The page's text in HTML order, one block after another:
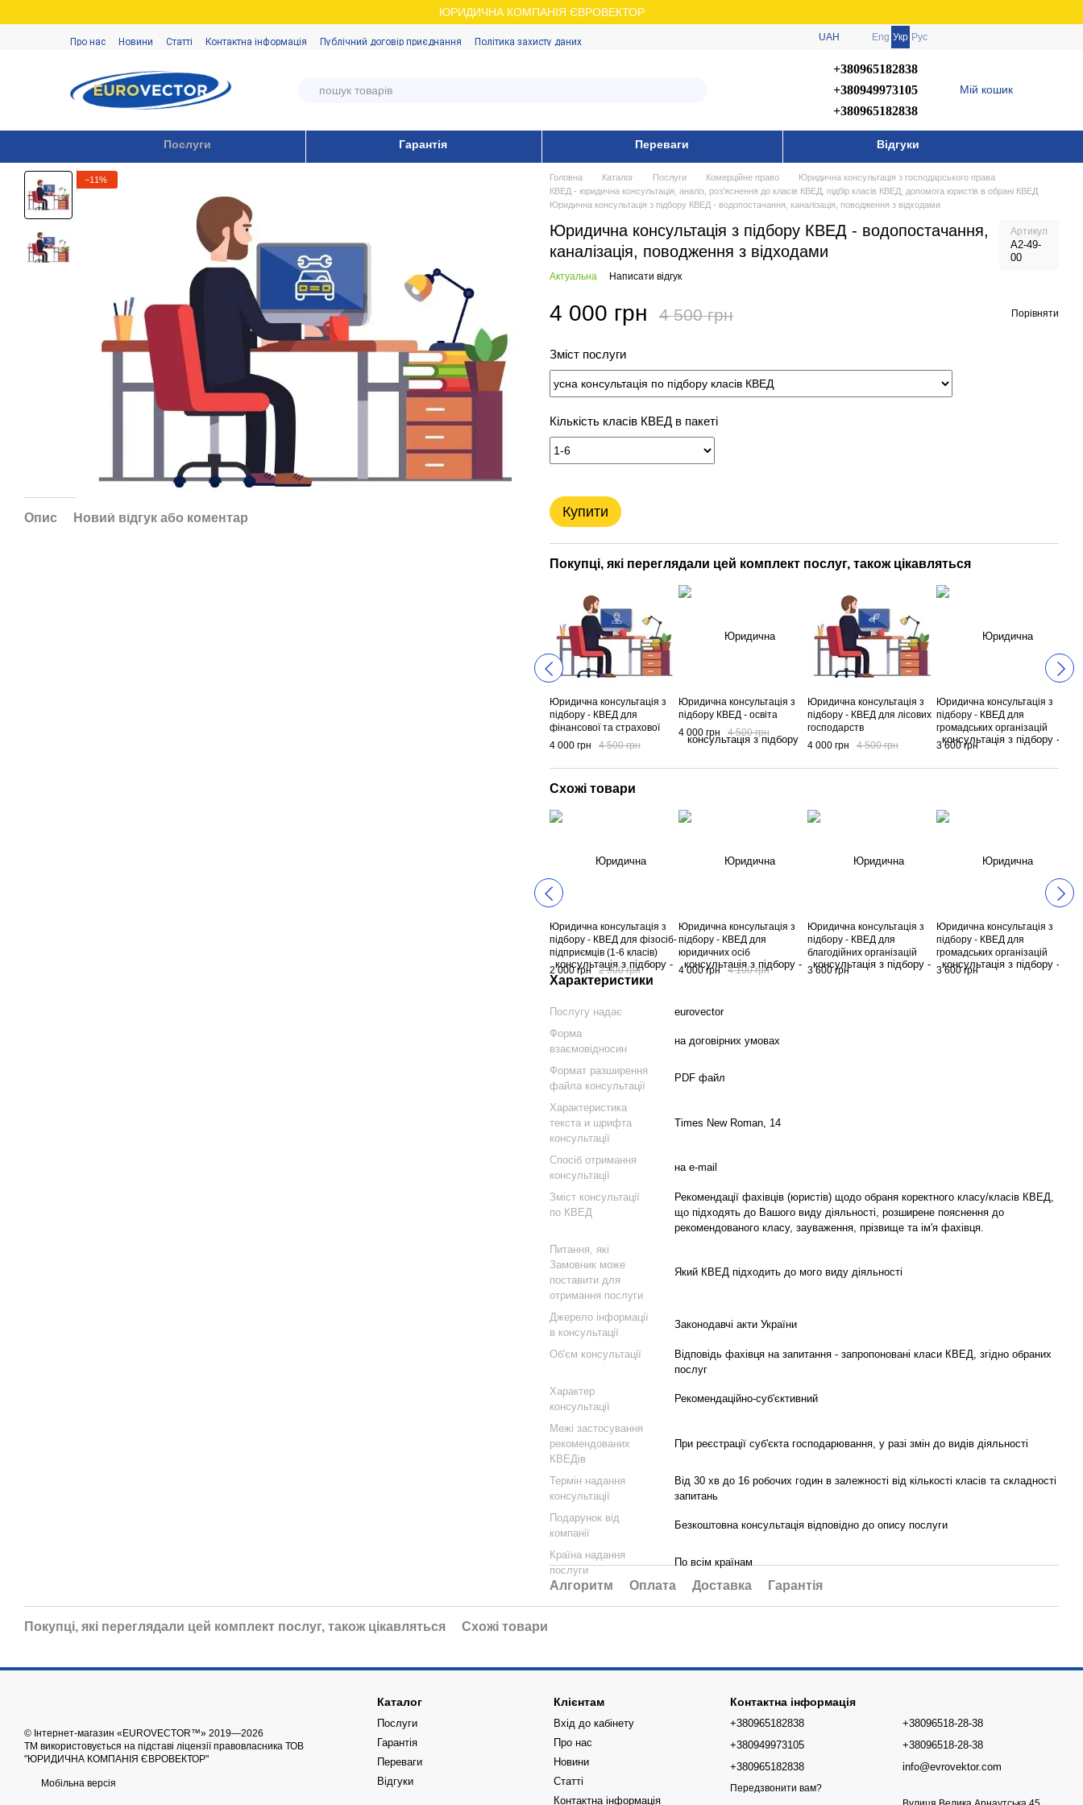
ЮРИДИЧНА КОМПАНІЯ ЄВРОВЕКТОР
Про нас Новини Статті Контактна інформація Публічний договір приєднання Політика захисту даних UAH Eng Укр Рус
+380965182838
+380949973105
+380965182838
Мій кошик
Послуги Гарантія Переваги Відгуки
−11%
Опис Новий відгук або коментар
Головна Каталог Послуги Комерційне право
Юридична консультація з господарського права
КВЕД - юридична консультація, аналіз, роз'яснення до класів КВЕД, підбір класів КВЕД, допомога юристів в обрані КВЕД
Юридична консультація з підбору КВЕД - водопостачання, каналізація, поводження з відходами
Юридична консультація з підбору КВЕД - водопостачання,
каналізація, поводження з відходами
Артикул
А2-49-
00
Актуальна Написати відгук
4 000 грн 4 500 грн Порівняти
Зміст послуги
Кількість класів КВЕД в пакеті
Купити
Покупці, які переглядали цей комплект послуг, також цікавляться
Юридична консультація з
підбору - КВЕД для
фінансової та страхової
діяльністі
4 000 грн 4 500 грн
Юридична консультація з
підбору КВЕД - освіта
4 000 грн
4 500 грн
Юридична консультація з
підбору - КВЕД для лісових
господарств
4 000 грн
4 500 грн
Юридична консультація з
підбору - КВЕД для
громадських організацій
3 600 грн
Схожі товари
Юридична консультація з
підбору - КВЕД для фізосіб-
підприємців (1-6 класів)
2 000 грн
2 900 грн
Юридична консультація з
підбору - КВЕД для
юридичних осіб
4 000 грн
4 100 грн
Юридична консультація з
підбору - КВЕД для
благодійних організацій
3 600 грн
Юридична консультація з
підбору - КВЕД для
громадських організацій
3 600 грн
Характеристики
Послугу надає
eurovector
Форма
взаємовідносин
на договірних умовах
Формат разширення
файла консультації
PDF файл
Характеристика
текста и шрифта
консультації
Times New Roman, 14
Спосіб отримання
консультації
на e-mail
Зміст консультації
по КВЕД
Рекомендації фахівців (юристів) щодо обраня коректного класу/класів КВЕД,
що підходять до Вашого виду діяльності, розширене пояснення до
рекомендованого класу, зауваження, прізвище та ім'я фахівця.
Питання, які
Замовник може
поставити для
отримання послуги
Який КВЕД підходить до мого виду діяльності
Джерело інформації
в консультації
Законодавчі акти України
Об'єм консультації
Відповідь фахівця на запитання - запропоновані класи КВЕД, згідно обраних
послуг
Характер
консультації
Рекомендаційно-суб'єктивний
Межі застосування
рекомендованих
КВЕДів
При реєстрації суб'єкта господарювання, у разі змін до видів діяльності
Термін надання
консультації
Від 30 хв до 16 робочих годин в залежності від кількості класів та складності
запитань
Подарунок від
компанії
Безкоштовна консультація відповідно до опису послуги
Країна надання
послуги
По всім країнам
Алгоритм Оплата Доставка Гарантія
Покупці, які переглядали цей комплект послуг, також цікавляться Схожі товари
© Інтернет-магазин «EUROVECTOR™» 2019—2026
ТМ використовується на підставі ліцензії правовласника ТОВ
"ЮРИДИЧНА КОМПАНІЯ ЄВРОВЕКТОР"
Мобільна версія
Каталог
Послуги
Гарантія
Переваги
Відгуки
Клієнтам
Вхід до кабінету
Про нас
Новини
Статті
Контактна інформація
Контактна інформація
+380965182838
+380949973105
+380965182838
Передзвонити вам?
+38096518-28-38
+38096518-28-38
info@evrovektor.com